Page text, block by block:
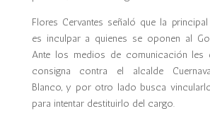
Flores Cervantes señaló que la
es inculpar a quienes se oponen al
Ante los medios de comunicación
consigna contra el alcalde
Blanco, y por otro lado busca
para intentar destituirlo del cargo.